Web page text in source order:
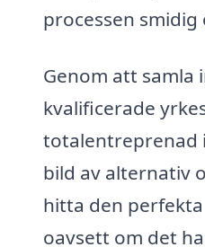
processen smidig
Genom att
kvalificerade
totalentreprenad
bild av alternativ
hitta den
oavsett om det